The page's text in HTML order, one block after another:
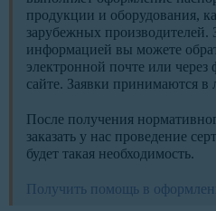
продукции и оборудования,
зарубежных производителей.
информацией вы можете
электронной почте или через
сайте. Заявки принимаются в
После получения
заказать у нас проведение
будет такая необходимость.
Получить помощь в